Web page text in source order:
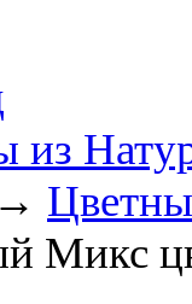
из
→
Микс